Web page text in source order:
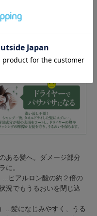
ある髪へ。ダメージ部分
に。
...ヒアルロン酸の約２倍の
況でもうるおいを閉じ込
...髪になじみやすく、うる